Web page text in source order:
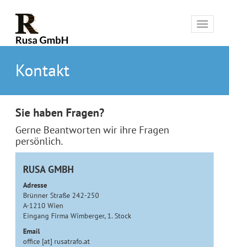
Toggle
Kontakt
Sie haben Fragen?
Gerne Beantworten wir ihre Fragen
persönlich.
RUSA GMBH
Adresse
Brünner Straße 242-250
A-1210 Wien
Eingang Firma Wimberger, 1. Stock
Email
office [at] rusatrafo.at